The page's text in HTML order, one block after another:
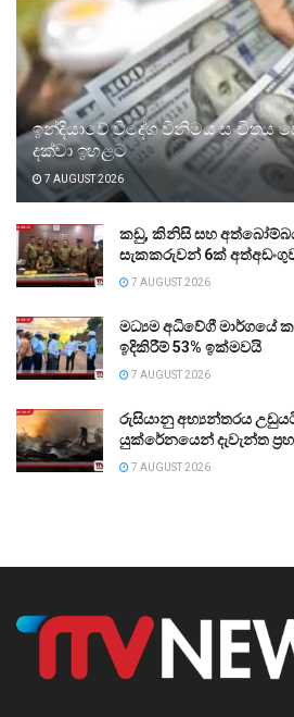
ඉන්දියාවේ විදේශ විනිමය සංචිතය
දක්වා ඉහළට
7 AUGUST 2026
කඩු, කිනිසි සහ
සැකකරුවන් 6ක්
7 AUGUST 2026
මධ්‍යම අධිවේගී මාර්ගයේ
ඉදිකිරීම් 53% ඉක්මවයි
7 AUGUST 2026
රුසියානු අභ්‍යන්තරය
යුක්රේනයෙන් දැවැන්ත
7 AUGUST 2026